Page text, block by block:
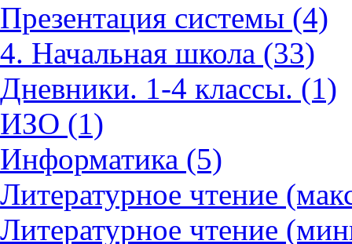
Презентация системы (4)
4. Начальная школа (33)
Дневники. 1-4 классы. (1)
ИЗО (1)
Информатика (5)
Литературное чтение
Литературное чтение